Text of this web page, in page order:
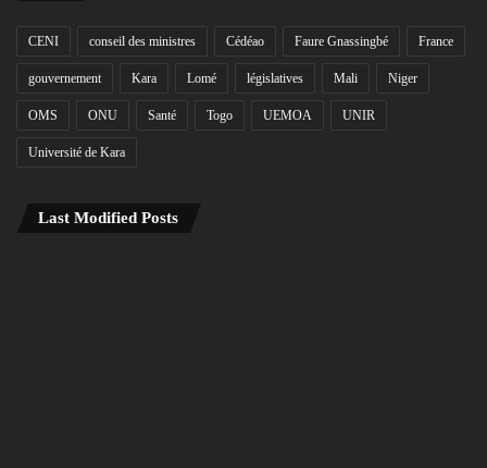
CENI conseil des ministres Cédéao Faure Gnassingbé France
gouvernement Kara Lomé législatives Mali Niger
OMS ONU Santé Togo UEMOA UNIR
Université de Kara
Last Modified Posts